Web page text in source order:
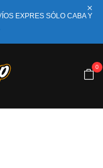
EXPRES SÓLO CABA Y
0